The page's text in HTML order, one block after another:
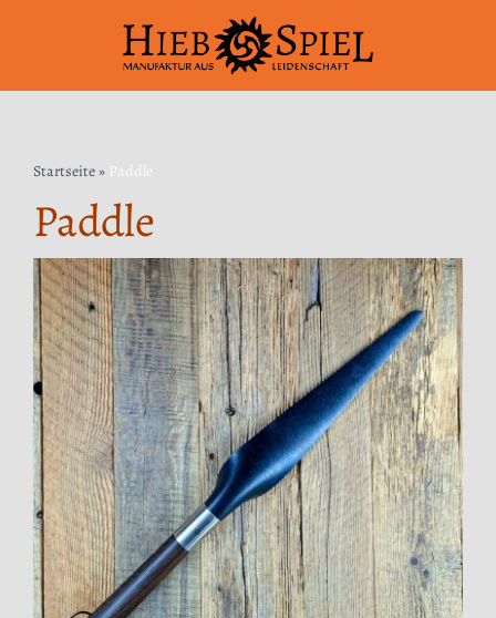
Startseite» Paddle
Paddle